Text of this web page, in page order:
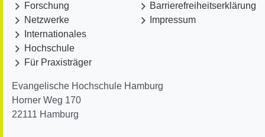
040/65591-294
atietze@rauheshaus.de
Profil
Publikationen
Forschung
Netzwerke
Internationales
Hochschule
Für Praxisträger
Barrierefreiheitserklärung
Impressum
Evangelische Hochschule Hamburg
Horner Weg 170
22111 Hamburg